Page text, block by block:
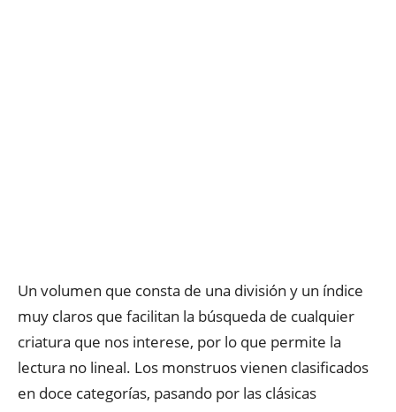
Un volumen que consta de una división y un índice
muy claros que facilitan la búsqueda de cualquier
criatura que nos interese, por lo que permite la
lectura no lineal. Los monstruos vienen clasificados
en doce categorías, pasando por las clásicas